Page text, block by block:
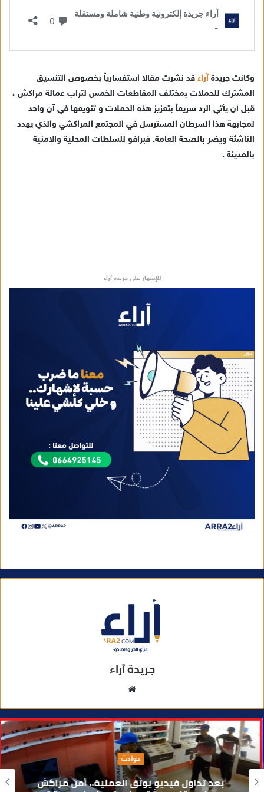
وكانت جريدة آراء قد نشرت مقالا استفسارياً بخصوص التنسيق
المشترك للحملات بمختلف المقاطعات الخمس لتراب عمالة مراكش ،
قبل أن يأتي الرد سريعاً بتعزيز هذه الحملات و تنويعها في آن واحد
لمجابهة هذا السرطان المسترسل في المجتمع المراكشي والذي يهدد
الناشئة ويضر بالصحة العامة. فبرافو للسلطات المحلية والامنية
بالمدينة .
للإشهار على جريدة آراء
جريدة آراء
ق
ع
ا
ل
و
ي
حوادث
بعد تداول فيديو يوثق العملية.. أمن مراكش